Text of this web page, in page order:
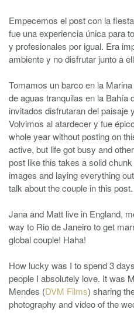
Empecemos el post con la
fue una experiencia única para
y profesionales por igual. Era
ambiente y no disfrutar junto a
Tomamos un barco en la
de aguas tranquilas en la Bahía
invitados disfrutaran del paisaje
Volvimos al atardecer y fue
whole year without posting on
active, but life got busy and
post like this takes a solid
images and laying everything
talk about the couple in this post.
Jana and Matt live in England,
way to Rio de Janeiro to get
global couple! Haha!
How lucky was I to spend 3
people I absolutely love. It was
Mendes (DVM Films) sharing
photography and video of the